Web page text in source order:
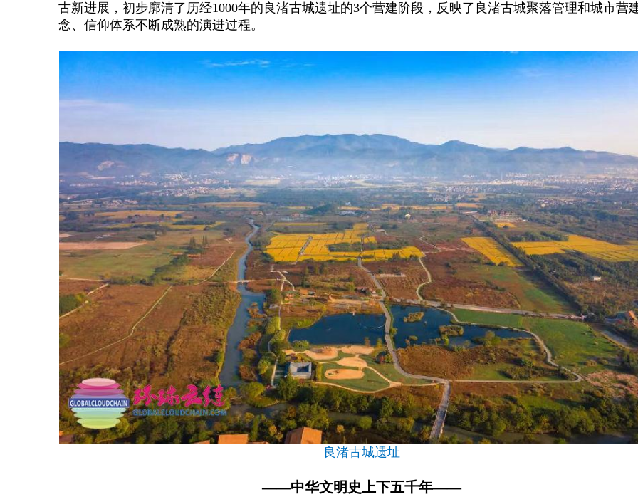
古新进展，初步廓清了历经1000年的良渚古城遗址的3个营建阶段，反映了良渚古城聚落管理和城市营
念、信仰体系不断成熟的演进过程。
良渚古城遗址
——中华文明史上下五千年——